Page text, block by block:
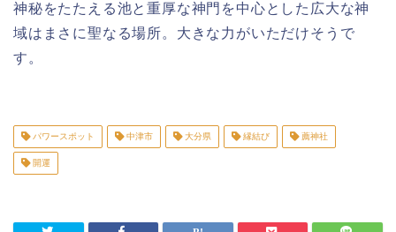
神秘をたたえる池と重厚な神門を中心とした広大な神
域はまさに聖なる場所。大きな力がいただけそうで
す。
パワースポット 中津市 大分県 縁結び 薦神社
開運